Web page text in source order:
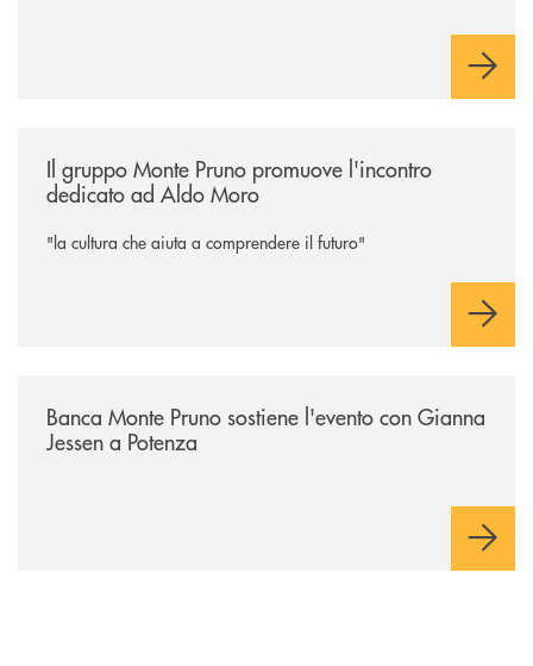
Il gruppo Monte Pruno promuove l'incontro
dedicato ad Aldo Moro
"la cultura che aiuta a comprendere il futuro"
Banca Monte Pruno sostiene l'evento con Gianna
Jessen a Potenza